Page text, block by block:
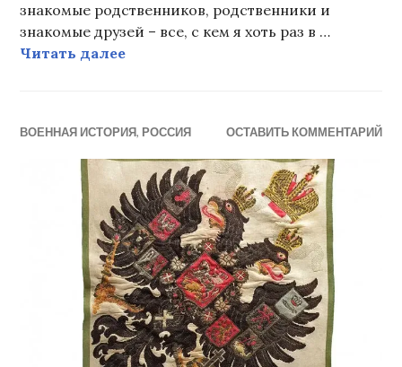
знакомые родственников, родственники и
знакомые друзей – все, с кем я хоть раз в …
Читать далееПолет
ВОЕННАЯ ИСТОРИЯ, РОССИЯ ОСТАВИТЬ КОММЕНТАРИЙ